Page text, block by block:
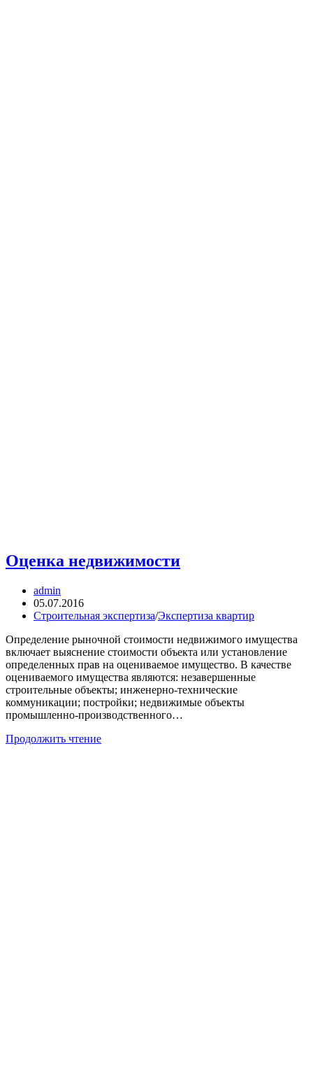
Оценка недвижимости
Автор
записи:
admin
Запись
опубликована:
05.07.2016
Рубрика
Строительная экспертиза/Экспертиза квартир
Определение рыночной стоимости недвижимого имущества
включает выяснение стоимости объекта или установление
определенных прав на оцениваемое имущество. В качестве
оцениваемого имущества являются: незавершенные
строительные объекты; инженерно-технические
коммуникации; постройки; недвижимые объекты
промышленно-производственного…
Продолжить чтениеОценка